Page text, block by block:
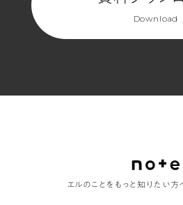
Download
エルのことをもっと知りたい方